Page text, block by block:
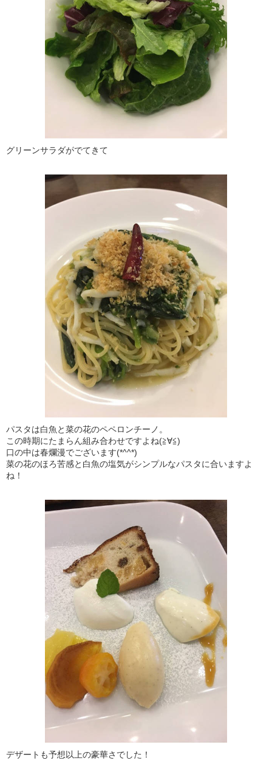
グリーンサラダがでてきて
パスタは白魚と菜の花のペペロンチーノ。
この時期にたまらん組み合わせですよね(≧∀≦)
口の中は春爛漫でございます(*^^*)
菜の花のほろ苦感と白魚の塩気がシンプルなパスタに合いますよ
ね！
デザートも予想以上の豪華さでした！